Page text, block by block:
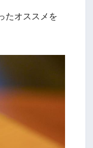
たオススメを